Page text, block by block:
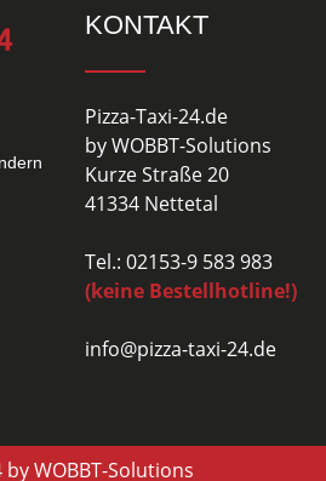
KONTAKT
Pizza-Taxi-24.de
by WOBBT-Solutions
Kurze Straße 20
41334 Nettetal
Tel.: 02153-9 583 983
(keine Bestellhotline!)
info@pizza-taxi-24.de
WOBBT-Solutions